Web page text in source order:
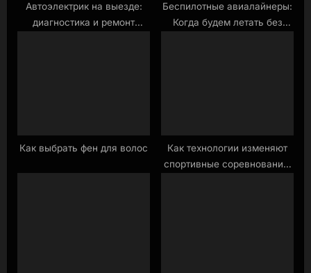
Автоэлектрик на выезде:
диагностика и ремонт
Беспилотные авиалайнеры:
Когда будем летать без
Как выбрать фен для волос
Как технологии изменяют
спортивные соревнования: